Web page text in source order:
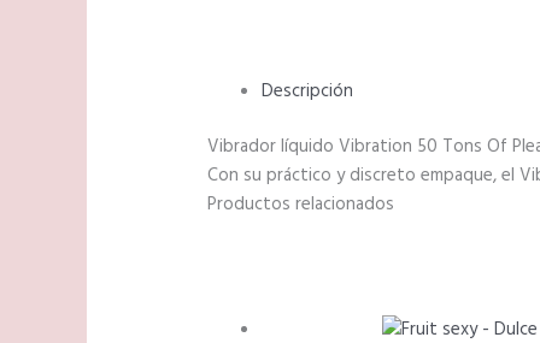
Descripción
Vibrador líquido Vibration 50 Tons Of
Con su práctico y discreto empaque, el
Productos relacionados